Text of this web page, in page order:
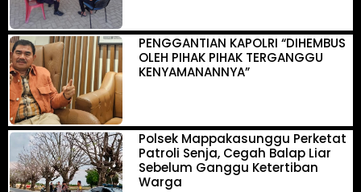
PENGGANTIAN KAPOLRI “DIHEMBUS
OLEH PIHAK PIHAK TERGANGGU
KENYAMANANNYA”
Polsek Mappakasunggu Perketat
Patroli Senja, Cegah Balap Liar
Sebelum Ganggu Ketertiban
Warga